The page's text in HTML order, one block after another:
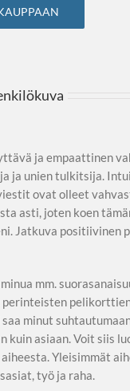
ja empaattinen
ja unien tulkitsija.
ovat olleet
asti, joten koen
Jatkuva positiivinen
mm.
minut
kuin asiaan. Voit siis
Yleisimmät
työ ja raha.